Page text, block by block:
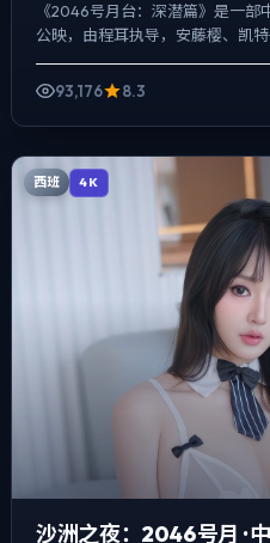
《2046号月台：深潜篇》是一部
公映，由程耳执导，安藤樱、凯
线叙事把过去与现在拧成一股绳
93,176
8.3
西班 4K
沙洲之夜：2046号月 ·